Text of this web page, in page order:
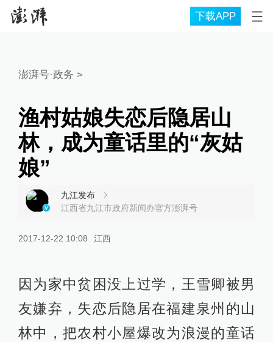
下载APP
澎湃号·政务 >
渔村姑娘失恋后隐居山
林，成为童话里的“灰姑
娘”
九江发布
江西省九江市政府新闻办官方澎湃号
2017-12-22 10:08 江西
因为家中贫困没上过学，王雪卿被男
友嫌弃，失恋后隐居在福建泉州的山
林中，把农村小屋爆改为浪漫的童话